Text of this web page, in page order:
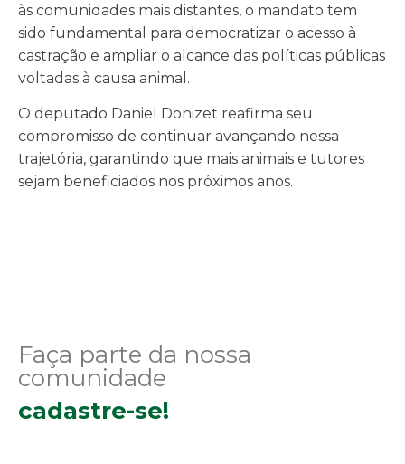
às comunidades mais distantes, o mandato tem
sido fundamental para democratizar o acesso à
castração e ampliar o alcance das políticas públicas
voltadas à causa animal.
O deputado Daniel Donizet reafirma seu
compromisso de continuar avançando nessa
trajetória, garantindo que mais animais e tutores
sejam beneficiados nos próximos anos.
Faça parte da nossa
comunidade
cadastre-se!